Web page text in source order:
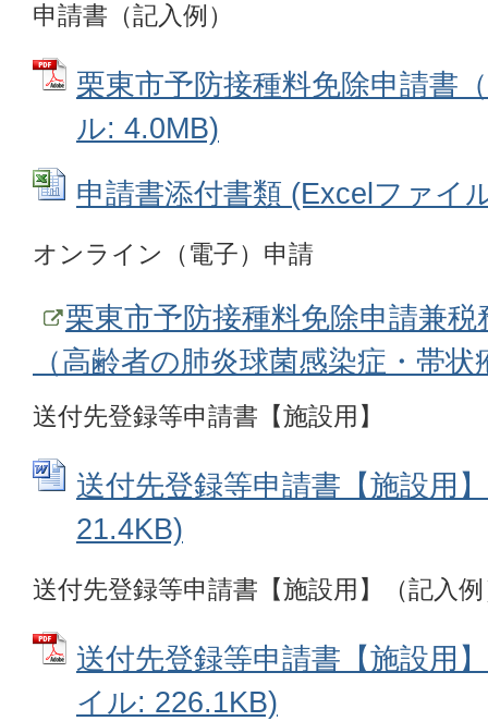
申請書（記入例）
栗東市予防接種料免除申請書
ル: 4.0MB)
申請書添付書類 (Excelファイ
オンライン（電子）申請
栗東市予防接種料免除申請兼
（高齢者の肺炎球菌感染症・帯
送付先登録等申請書【施設用】
送付先登録等申請書【施設用
21.4KB)
送付先登録等申請書【施設用】（記入
送付先登録等申請書【施設用
イル: 226.1KB)